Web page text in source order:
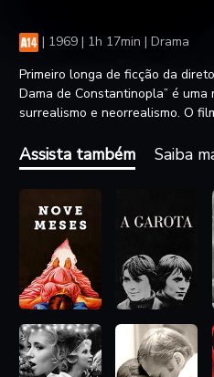
| 1969 | 1h 17min | Drama
Primeiro longa de ficção da
Dama de Constantinopla” é
surrealismo e neorrealismo. O filme segue a história de uma
vizinhos festivos e estranhos
apartamento.
Assista também Saiba